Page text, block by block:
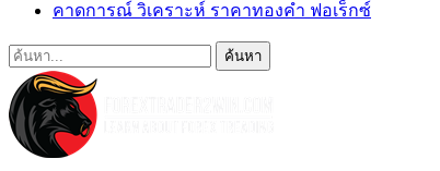
คาดการณ์ วิเคราะห์ ราคาทองคำ ฟอเร็กซ์